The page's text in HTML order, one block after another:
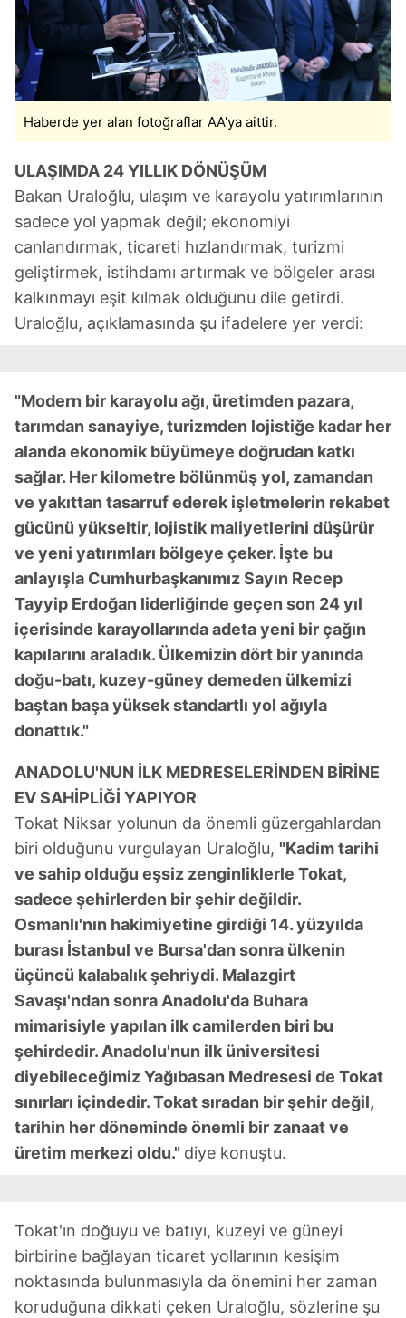
Haberde yer alan fotoğraflar AA'ya aittir.
ULAŞIMDA 24 YILLIK DÖNÜŞÜM
Bakan Uraloğlu, ulaşım ve karayolu yatırımlarının
sadece yol yapmak değil; ekonomiyi
canlandırmak, ticareti hızlandırmak, turizmi
geliştirmek, istihdamı artırmak ve bölgeler arası
kalkınmayı eşit kılmak olduğunu dile getirdi.
Uraloğlu, açıklamasında şu ifadelere yer verdi:
"Modern bir karayolu ağı, üretimden pazara,
tarımdan sanayiye, turizmden lojistiğe kadar her
alanda ekonomik büyümeye doğrudan katkı
sağlar. Her kilometre bölünmüş yol, zamandan
ve yakıttan tasarruf ederek işletmelerin rekabet
gücünü yükseltir, lojistik maliyetlerini düşürür
ve yeni yatırımları bölgeye çeker. İşte bu
anlayışla Cumhurbaşkanımız Sayın Recep
Tayyip Erdoğan liderliğinde geçen son 24 yıl
içerisinde karayollarında adeta yeni bir çağın
kapılarını araladık. Ülkemizin dört bir yanında
doğu-batı, kuzey-güney demeden ülkemizi
baştan başa yüksek standartlı yol ağıyla
donattık."
ANADOLU'NUN İLK MEDRESELERİNDEN BİRİNE
EV SAHİPLİĞİ YAPIYOR
Tokat Niksar yolunun da önemli güzergahlardan
biri olduğunu vurgulayan Uraloğlu, "Kadim tarihi
ve sahip olduğu eşsiz zenginliklerle Tokat,
sadece şehirlerden bir şehir değildir.
Osmanlı'nın hakimiyetine girdiği 14. yüzyılda
burası İstanbul ve Bursa'dan sonra ülkenin
üçüncü kalabalık şehriydi. Malazgirt
Savaşı'ndan sonra Anadolu'da Buhara
mimarisiyle yapılan ilk camilerden biri bu
şehirdedir. Anadolu'nun ilk üniversitesi
diyebileceğimiz Yağıbasan Medresesi de Tokat
sınırları içindedir. Tokat sıradan bir şehir değil,
tarihin her döneminde önemli bir zanaat ve
üretim merkezi oldu." diye konuştu.
Tokat'ın doğuyu ve batıyı, kuzeyi ve güneyi
birbirine bağlayan ticaret yollarının kesişim
noktasında bulunmasıyla da önemini her zaman
koruduğuna dikkati çeken Uraloğlu, sözlerine şu